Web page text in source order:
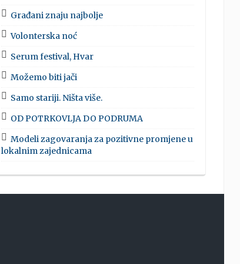
Građani znaju najbolje
Volonterska noć
Serum festival, Hvar
Možemo biti jači
Samo stariji. Ništa više.
OD POTRKOVLJA DO PODRUMA
Modeli zagovaranja za pozitivne promjene u
lokalnim zajednicama